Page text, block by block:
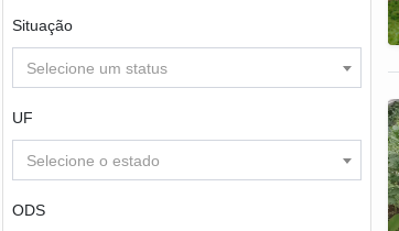
Situação
Selecione um status
UF
Selecione o estado
ODS